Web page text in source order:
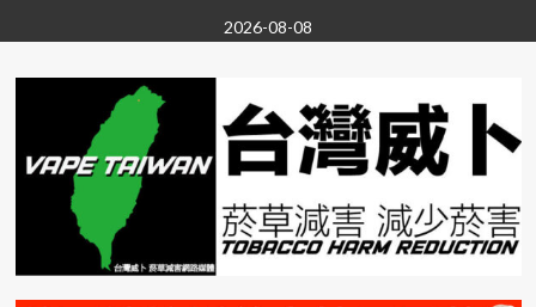
to
content
2026-08-08